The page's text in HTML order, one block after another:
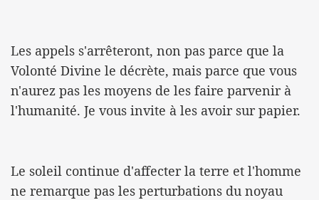
Les appels s'arrêteront, non pas parce que la
Volonté Divine le décrète, mais parce que vous
n'aurez pas les moyens de les faire parvenir à
l'humanité. Je vous invite à les avoir sur papier.
Le soleil continue d'affecter la terre et l'homme
ne remarque pas les perturbations du noyau